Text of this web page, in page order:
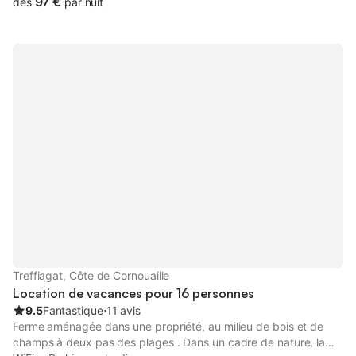
Thalasso et son départ vers l'Archipel des Glénans (ainsi qu'à
Loctudy) , Quimper , Concarneau et s
Treffiagat, Côte de Cornouaille
Location de vacances pour 16 personnes
9.5Fantastique⋅11 avis
Ferme aménagée dans une propriété, au milieu de bois et de
champs à deux pas des plages . Dans un cadre de nature, la